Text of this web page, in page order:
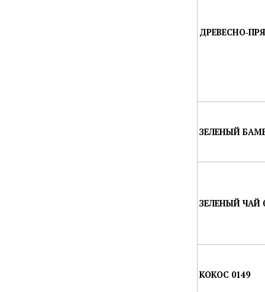
ЗЕЛЕНЫЙ
ЗЕЛЕНЫЙ ЧАЙ
КОКОС 0149